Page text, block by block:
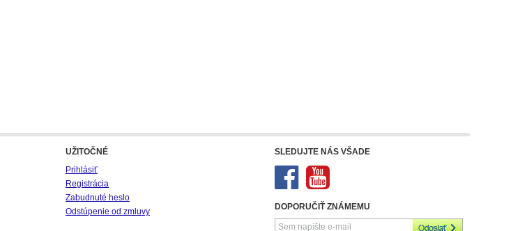
UŽITOČNÉ
Prihlásiť
Registrácia
Zabudnuté heslo
Odstúpenie od zmluvy
SLEDUJTE NÁS VŠADE
DOPORUČIŤ ZNÁMEMU